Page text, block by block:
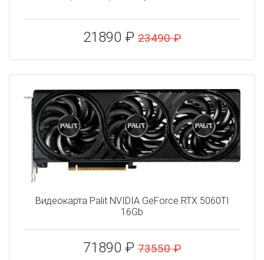
21890 ₽ 23490 ₽
Видеокарта Palit NVIDIA GeForce RTX 5060TI
16Gb
71890 ₽ 73550 ₽